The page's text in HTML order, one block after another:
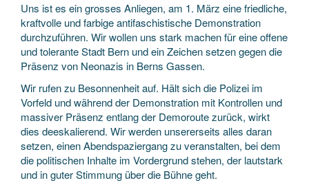
Uns ist es ein grosses Anliegen, am 1. März eine friedliche,
kraftvolle und farbige antifaschistische Demonstration
durchzuführen. Wir wollen uns stark machen für eine offene
und tolerante Stadt Bern und ein Zeichen setzen gegen die
Präsenz von Neonazis in Berns Gassen.
Wir rufen zu Besonnenheit auf. Hält sich die Polizei im
Vorfeld und während der Demonstration mit Kontrollen und
massiver Präsenz entlang der Demoroute zurück, wirkt
dies deeskalierend. Wir werden unsererseits alles daran
setzen, einen Abendspaziergang zu veranstalten, bei dem
die politischen Inhalte im Vordergrund stehen, der lautstark
und in guter Stimmung über die Bühne geht.